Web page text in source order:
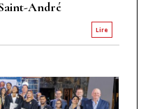
André
Lire